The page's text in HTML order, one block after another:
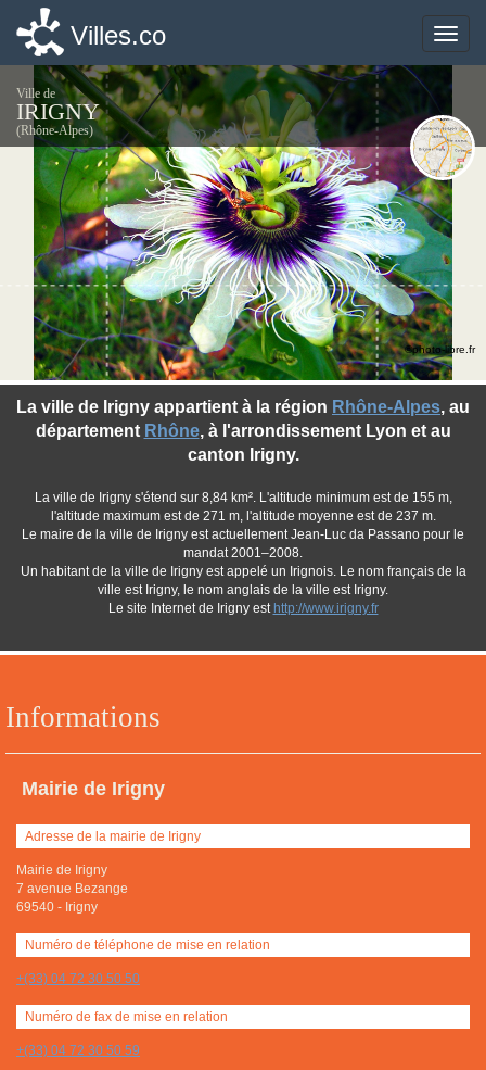
Toggle
Villes.co
Ville de
IRIGNY
(Rhône-Alpes)
Informations
Mairie de Irigny
Adresse de la mairie de Irigny
Mairie de Irigny
7 avenue Bezange
69540 - Irigny
Numéro de téléphone de mise en relation
+(33) 04 72 30 50 50
Numéro de fax de mise en relation
+(33) 04 72 30 50 59
La ville de Irigny appartient à la région Rhône-Alpes, au
département Rhône, à l'arrondissement Lyon et au
canton Irigny.
La ville de Irigny s'étend sur 8,84 km². L'altitude minimum est de 155 m,
l'altitude maximum est de 271 m, l'altitude moyenne est de 237 m.
Le maire de la ville de Irigny est actuellement Jean-Luc da Passano pour le
mandat 2001–2008.
Un habitant de la ville de Irigny est appelé un Irignois. Le nom français de la
ville est Irigny, le nom anglais de la ville est Irigny.
Le site Internet de Irigny est http://www.irigny.fr
©photo-libre.fr
Toggle
Villes.co